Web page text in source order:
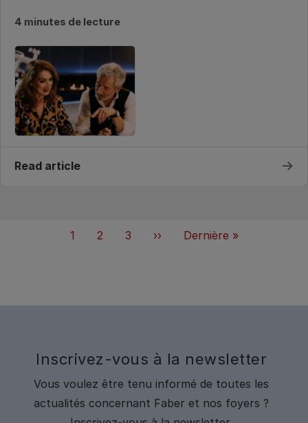
4 minutes de lecture
Read article →
PaginationPage
1 Page
2 Page
3 Suivant
››
Dernière
Dernière »
Inscrivez-vous à la newsletter
Vous voulez être tenu informé de toutes les
actualités concernant Faber et nos foyers ?